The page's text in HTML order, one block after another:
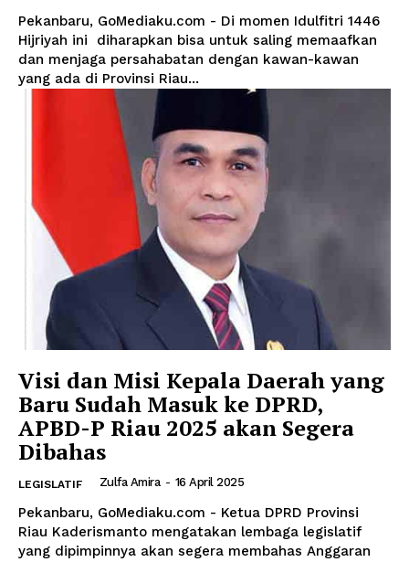
Pekanbaru, GoMediaku.com - Di momen Idulfitri 1446
Hijriyah ini diharapkan bisa untuk saling memaafkan
dan menjaga persahabatan dengan kawan-kawan
yang ada di Provinsi Riau...
Visi dan Misi Kepala Daerah yang
Baru Sudah Masuk ke DPRD,
APBD-P Riau 2025 akan Segera
Dibahas
LEGISLATIF Zulfa Amira - 16 April 2025
Pekanbaru, GoMediaku.com - Ketua DPRD Provinsi
Riau Kaderismanto mengatakan lembaga legislatif
yang dipimpinnya akan segera membahas Anggaran